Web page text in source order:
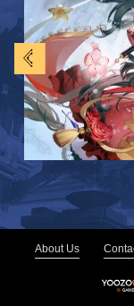
About Us